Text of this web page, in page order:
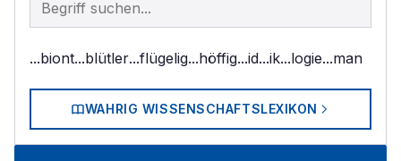
...biont...blütler...flügelig...höffig...id...ik...logie...man
WAHRIG WISSENSCHAFTSLEXIKON